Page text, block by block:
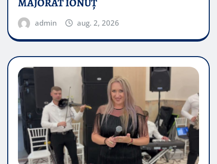
MAJORAT IONUŢ
admin aug. 2, 2026